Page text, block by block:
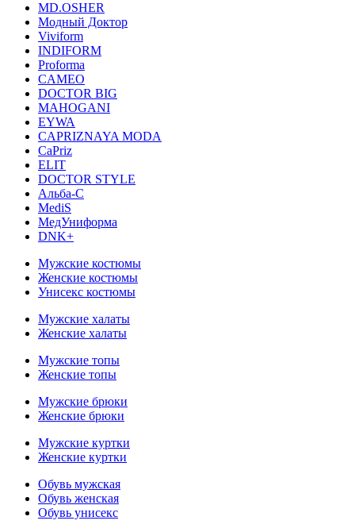
MD.OSHER
Модный Доктор
Viviform
INDIFORM
Proforma
CAMEO
DOCTOR BIG
MAHOGANI
EYWA
CAPRIZNAYA MODA
CaPriz
ELIT
DOCTOR STYLE
Альба-С
MediS
МедУниформа
DNK+
Мужские костюмы
Женские костюмы
Унисекс костюмы
Мужские халаты
Женские халаты
Мужские топы
Женские топы
Мужские брюки
Женские брюки
Мужские куртки
Женские куртки
Обувь мужская
Обувь женская
Обувь унисекс